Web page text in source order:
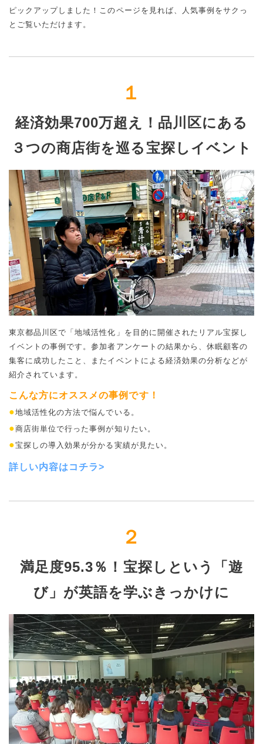
ピックアップしました！このページを見れば、人気事例をサクっ
とご覧いただけます。
１
経済効果700万超え！品川区にある
３つの商店街を巡る宝探しイベント
東京都品川区で「地域活性化」を目的に開催されたリアル宝探し
イベントの事例です。参加者アンケートの結果から、休眠顧客の
集客に成功したこと、またイベントによる経済効果の分析などが
紹介されています。
こんな方にオススメの事例です！
●地域活性化の方法で悩んでいる。
●商店街単位で行った事例が知りたい。
●宝探しの導入効果が分かる実績が見たい。
詳しい内容は コチラ>
２
満足度95.3％！宝探しという「遊
び」が英語を学ぶきっかけに